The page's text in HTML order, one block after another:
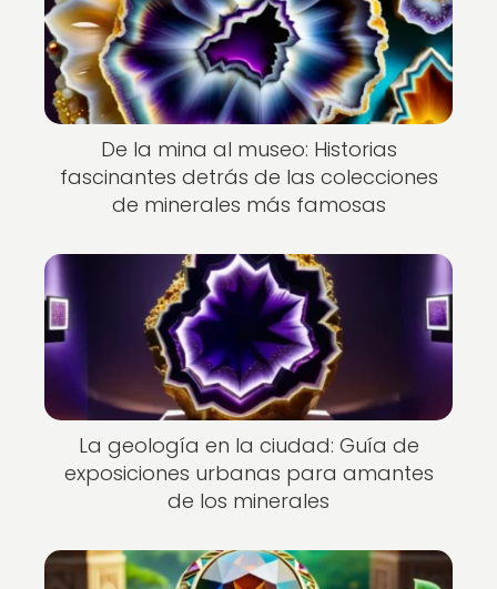
De la mina al museo: Historias
fascinantes detrás de las colecciones
de minerales más famosas
La geología en la ciudad: Guía de
exposiciones urbanas para amantes
de los minerales